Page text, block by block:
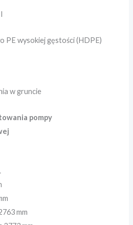
PE wysokiej gęstości (HDPE)
w gruncie
pompy
mm